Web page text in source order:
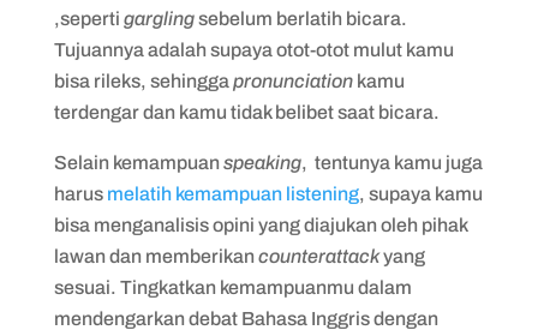
,seperti garglingsebelum berlatih bicara.
Tujuannya adalah supaya otot-otot mulut kamu
bisa rileks, sehingga pronunciationkamu
terdengar dan kamu tidak belibet saat bicara.
Selain kemampuanspeaking, tentunya kamu juga
harus melatih kemampuan listening, supaya kamu
bisa menganalisis opini yang diajukan oleh pihak
lawan dan memberikancounterattackyang
sesuai. Tingkatkan kemampuanmu dalam
mendengarkan debat Bahasa Inggris dengan